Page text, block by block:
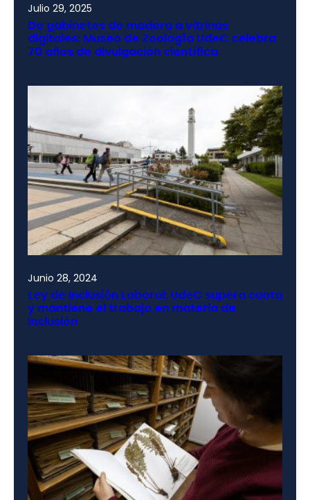
Julio 29, 2025
De gabinetes de madera a vitrinas
digitales: Museo de Zoología UdeC celebra
70 años de divulgación científica
Junio 28, 2024
Ley de Inclusión Laboral: UdeC supera cuota
y mantiene el trabajo en materia de
inclusión